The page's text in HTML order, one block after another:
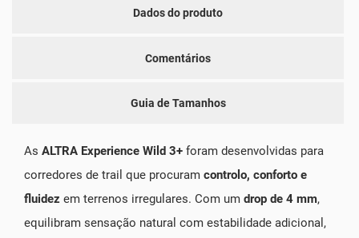
Dados do produto
Comentários
Guia de Tamanhos
As ALTRA Experience Wild 3+ foram desenvolvidas para
corredores de trail que procuram controlo, conforto e
fluidez em terrenos irregulares. Com um drop de 4 mm,
equilibram sensação natural com estabilidade adicional,